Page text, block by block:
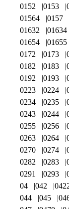
0152
0153
01564
0157
01632
01634
01654
01655
0172
0173
0182
0183
0192
0193
0223
0224
0234
0235
0243
0244
0255
0256
0263
0264
0270
0274
0282
0283
0291
0293
04
042
044
045